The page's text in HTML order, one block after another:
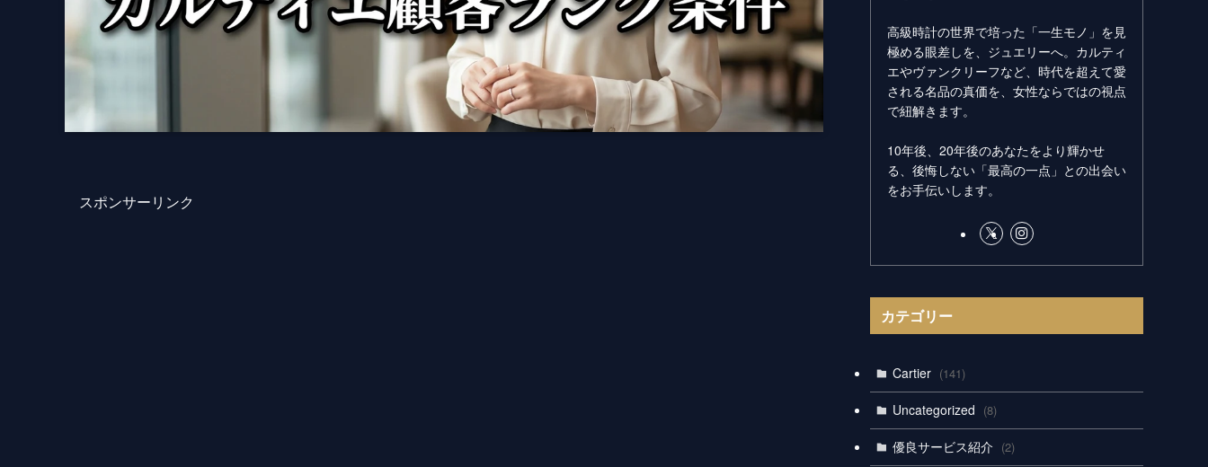
スポンサーリンク
高級時計の世界で培った「一生モノ」を見
極める眼差しを、ジュエリーへ。カルティ
エやヴァンクリーフなど、時代を超えて愛
される名品の真価を、女性ならではの視点
で紐解きます。
10年後、20年後のあなたをより輝かせ
る、後悔しない「最高の一点」との出会い
をお手伝いします。
カテゴリー
Cartier (141)
Uncategorized (8)
優良サービス紹介 (2)